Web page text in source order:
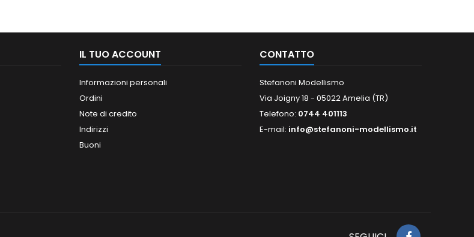
IL TUO ACCOUNT
Informazioni personali
Ordini
Note di credito
Indirizzi
Buoni
CONTATTO
Stefanoni Modellismo
Via Joigny 18 - 05022 Amelia (TR)
Telefono: 0744 401113
E-mail: info@stefanoni-modellismo.it